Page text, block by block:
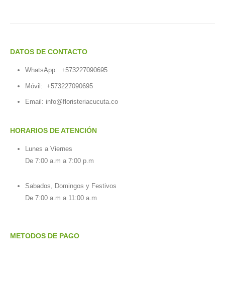
DATOS DE CONTACTO
WhatsApp: +573227090695
Móvil: +573227090695
Email: info@floristeriacucuta.co
HORARIOS DE ATENCIÓN
Lunes a Viernes
De 7:00 a.m a 7:00 p.m
Sabados, Domingos y Festivos
De 7:00 a.m a 11:00 a.m
METODOS DE PAGO